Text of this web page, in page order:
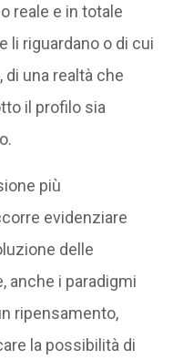
reale e in totale
li riguardano o di cui
di una realtà che
il profilo sia
più
evidenziare
delle
anche i paradigmi
ripensamento,
la possibilità di